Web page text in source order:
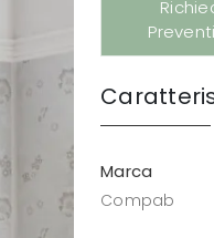
Marca
Compab